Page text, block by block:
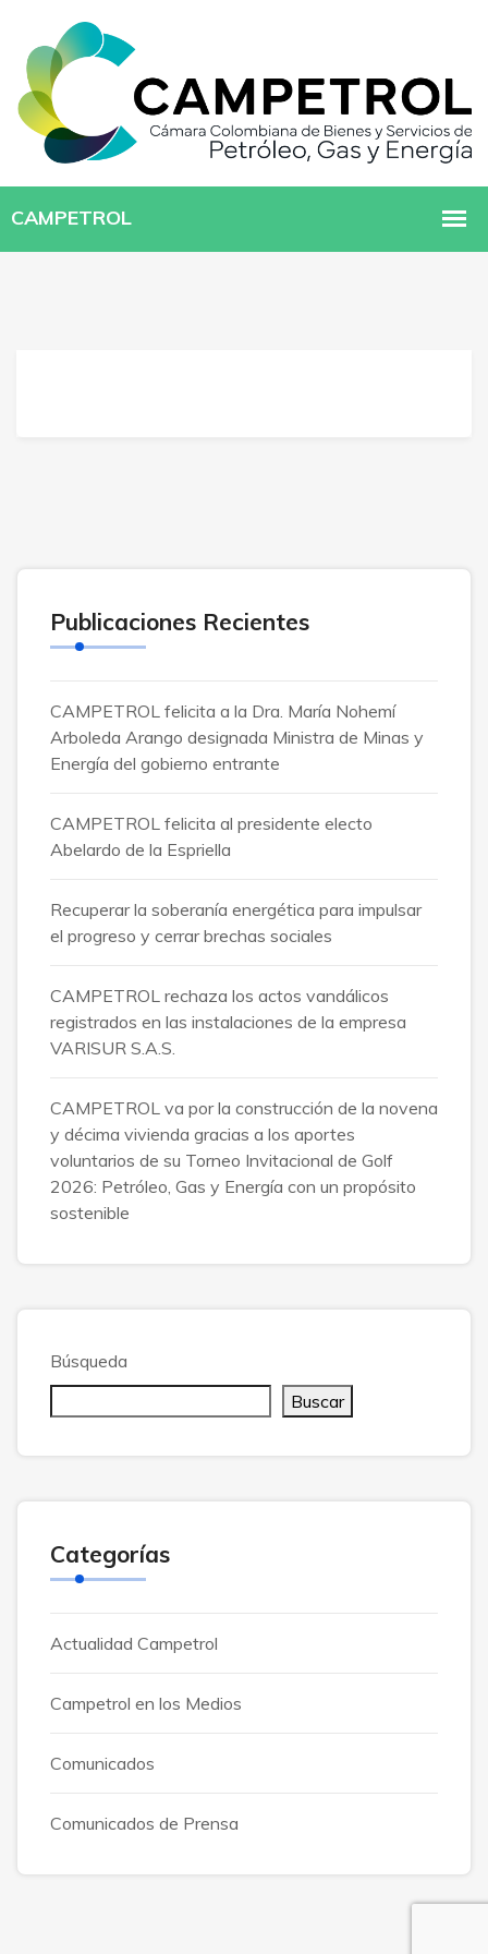
Publicaciones Recientes
CAMPETROL felicita a la Dra. María Nohemí
Arboleda Arango designada Ministra de Minas y
Energía del gobierno entrante
CAMPETROL felicita al presidente electo
Abelardo de la Espriella
Recuperar la soberanía energética para impulsar
el progreso y cerrar brechas sociales
CAMPETROL rechaza los actos vandálicos
registrados en las instalaciones de la empresa
VARISUR S.A.S.
CAMPETROL va por la construcción de la novena
y décima vivienda gracias a los aportes
voluntarios de su Torneo Invitacional de Golf
2026: Petróleo, Gas y Energía con un propósito
sostenible
Búsqueda
Buscar
Categorías
Actualidad Campetrol
Campetrol en los Medios
Comunicados
Comunicados de Prensa